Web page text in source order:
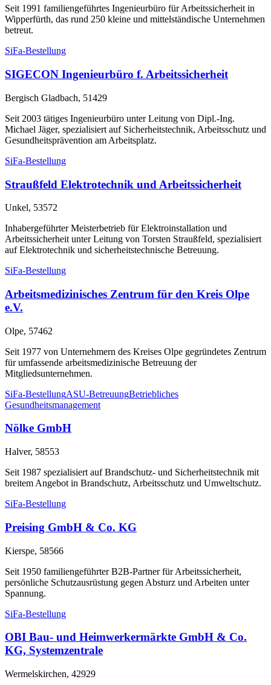
Seit 1991 familiengeführtes Ingenieurbüro für Arbeitssicherheit in
Wipperfürth, das rund 250 kleine und mittelständische Unternehmen
betreut.
SiFa-Bestellung
SIGECON Ingenieurbüro f. Arbeitssicherheit
Bergisch Gladbach, 51429
Seit 2003 tätiges Ingenieurbüro unter Leitung von Dipl.-Ing.
Michael Jäger, spezialisiert auf Sicherheitstechnik, Arbeitsschutz und
Gesundheitsprävention am Arbeitsplatz.
SiFa-Bestellung
Straußfeld Elektrotechnik und Arbeitssicherheit
Unkel, 53572
Inhabergeführter Meisterbetrieb für Elektroinstallation und
Arbeitssicherheit unter Leitung von Torsten Straußfeld, spezialisiert
auf Elektrotechnik und sicherheitstechnische Betreuung.
SiFa-Bestellung
Arbeitsmedizinisches Zentrum für den Kreis Olpe
e.V.
Olpe, 57462
Seit 1977 von Unternehmern des Kreises Olpe gegründetes Zentrum
für umfassende arbeitsmedizinische Betreuung der
Mitgliedsunternehmen.
SiFa-BestellungASU-BetreuungBetriebliches
Gesundheitsmanagement
Nölke GmbH
Halver, 58553
Seit 1987 spezialisiert auf Brandschutz- und Sicherheitstechnik mit
breitem Angebot in Brandschutz, Arbeitsschutz und Umweltschutz.
SiFa-Bestellung
Preising GmbH & Co. KG
Kierspe, 58566
Seit 1950 familiengeführter B2B-Partner für Arbeitssicherheit,
persönliche Schutzausrüstung gegen Absturz und Arbeiten unter
Spannung.
SiFa-Bestellung
OBI Bau- und Heimwerkermärkte GmbH & Co.
KG, Systemzentrale
Wermelskirchen, 42929